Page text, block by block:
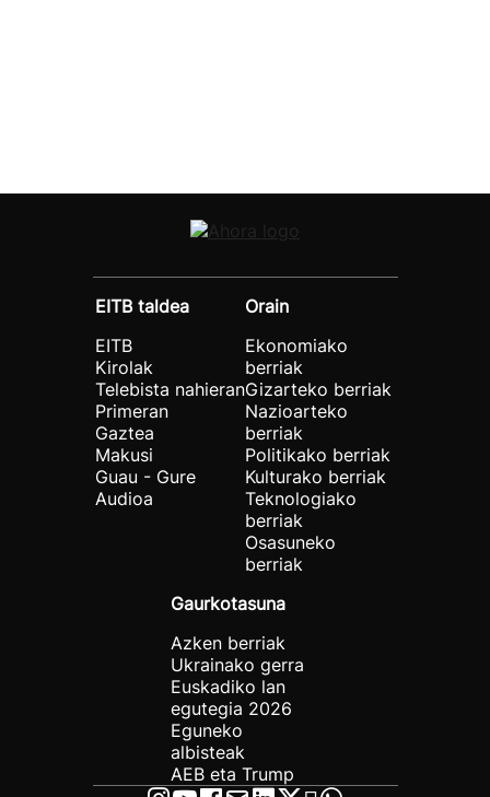
EITB taldea
EITB
Kirolak
Telebista nahieran
Primeran
Gaztea
Makusi
Guau - Gure
Audioa
Orain
Ekonomiako
berriak
Gizarteko berriak
Nazioarteko
berriak
Politikako berriak
Kulturako berriak
Teknologiako
berriak
Osasuneko
berriak
Gaurkotasuna
Azken berriak
Ukrainako gerra
Euskadiko lan
egutegia 2026
Eguneko
albisteak
AEB eta Trump